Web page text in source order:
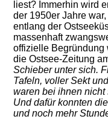
liest? Immerhin wird
der 1950er Jahre
entlang der
massenhaft
offizielle Begründung
die Ostsee-Zeitung
Schieber unter sich.
Tafeln, voller Sekt
waren bei ihnen
Und dafür konnten
und noch mehr